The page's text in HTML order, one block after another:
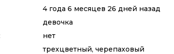
4 года 6 месяцев 26 дней назад
девочка
нет
трехцветный, черепаховый